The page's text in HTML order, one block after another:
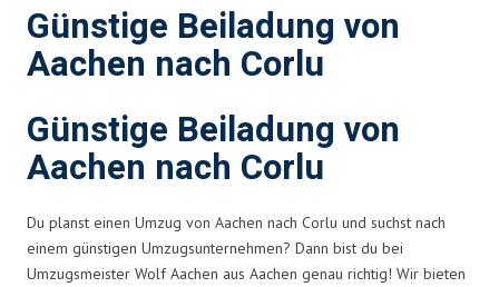
Günstige Beiladung von
Aachen nach Corlu
Günstige Beiladung von
Aachen nach Corlu
Du planst einen Umzug von Aachen nach Corlu und suchst nach
einem günstigen Umzugsunternehmen? Dann bist du bei
Umzugsmeister Wolf Aachen aus Aachen genau richtig! Wir bieten